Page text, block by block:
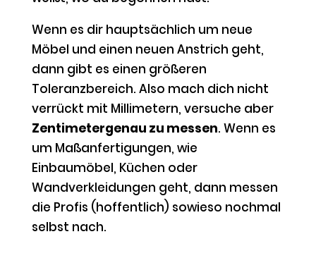
Wenn es dir hauptsächlich um neue
Möbel und einen neuen Anstrich geht,
dann gibt es einen größeren
Toleranzbereich. Also mach dich nicht
verrückt mit Millimetern, versuche aber
Zentimetergenau zu messen. Wenn es
um Maßanfertigungen, wie
Einbaumöbel, Küchen oder
Wandverkleidungen geht, dann messen
die Profis (hoffentlich) sowieso nochmal
selbst nach.